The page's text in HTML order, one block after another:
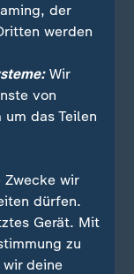
Botschaft
zum
Ikea, die
sein.
der
werden
Wir
von
das Teilen
Zwecke wir
dürfen.
Gerät. Mit
zu
deine